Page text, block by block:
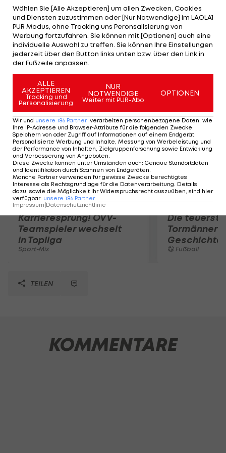
immer Charakter gezeigt. Ich habe immer daran
geglaubt, dass wir zurückkommen", strahlt Coach
Arsene Wenger. Der Franzose weiter: "Das ist eine
der besten Mannschaften, die ich in meinem
Leben betreut habe. Die Kombination aus
Qualität und Einstellung ist großartig."
Mehr zum Thema
Karrieresprung! ÖVV-
Teamspieler wechselt
in Topliga
Sport-Mix
Die
Tormänner
Geschichte
Fußball
TEILEN
KOMMENTARE
Wählen Sie [Alle Akzeptieren] um allen Zwecken, Cookies
und Diensten zuzustimmen oder [Nur Notwendige] im LAOLA1
PUR Modus, ohne Tracking uns Peronsalisierung von
Werbung fortzufahren. Sie können mit [Optionen] auch eine
individuelle Auswahl zu treffen. Sie können Ihre Einstellungen
jederzeit über den Button links unten bzw. über den Link in
der Fußzeile anpassen.
ALLE
AKZEPTIEREN
Tracking und
Personalisierung
NUR
NOTWENDIGE
Weiter mit PUR-Abo
OPTIONEN
Wir und unsere 186 Partner verarbeiten personenbezogene Daten, wie
Ihre IP-Adresse und Browser-Attribute für die folgenden Zwecke:
Speichern von oder Zugriff auf Informationen auf einem Endgerät;
Personalisierte Werbung und Inhalte, Messung von Werbeleistung und
der Performance von Inhalten, Zielgruppenforschung sowie Entwicklung
und Verbesserung von Angeboten.
Diese Zwecke können unter Umständen auch: Genaue Standortdaten
und Identifikation durch Scannen von Endgeräten.
Manche Partner verwenden für gewisse Zwecke berechtigtes
Interesse als Rechtsgrundlage für die Datenverarbeitung. Details
dazu, sowie die Möglichkeit Ihr Widerspruchsrecht auszuüben, sind hier
verfügbar: unsere 186 Partner
Impressum Datenschutzrichtlinie